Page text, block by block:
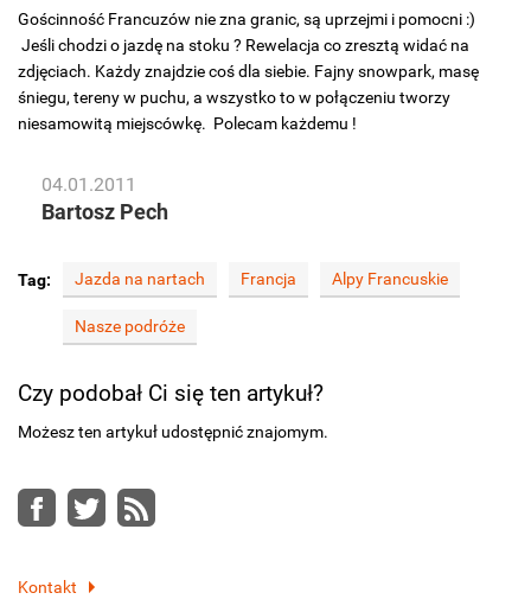
Gościnność Francuzów nie zna granic, są uprzejmi i pomocni :)
Jeśli chodzi o jazdę na stoku ? Rewelacja co zresztą widać na
zdjęciach. Każdy znajdzie coś dla siebie. Fajny snowpark, masę
śniegu, tereny w puchu, a wszystko to w połączeniu tworzy
niesamowitą miejscówkę. Polecam każdemu !
04.01.2011
Bartosz Pech
Tag: Jazda na nartach Francja Alpy Francuskie
Nasze podróże
Czy podobał Ci się ten artykuł?
Możesz ten artykuł udostępnić znajomym.
Facebook
Twitter
RSS
Kontakt